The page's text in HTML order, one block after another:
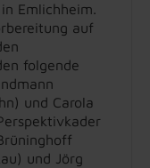
Emlichheim.
auf
folgende
und Carola
und Jörg